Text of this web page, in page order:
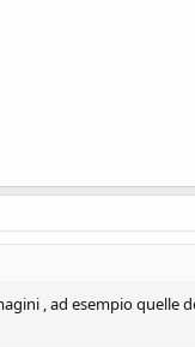
, ad esempio quelle